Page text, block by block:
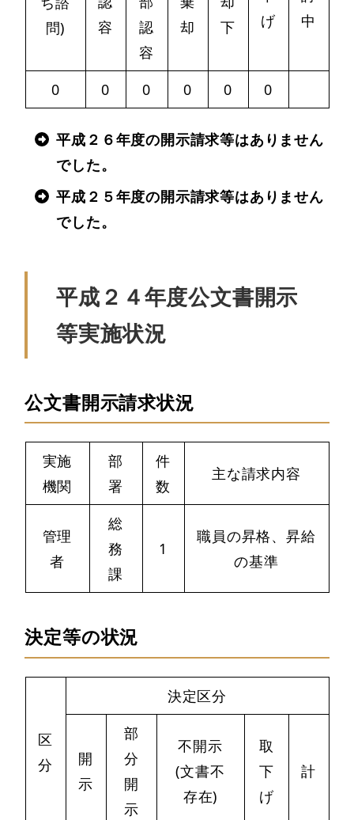
問)
げ
中
容
認
容
却
下
0 0 0 0 0 0
平成２６年度の開示請求等はありません
でした。
平成２５年度の開示請求等はありません
でした。
平成２４年度公文書開示
等実施状況
公文書開示請求状況
実施
機関
部
署
件
数
主な請求内容
管理
者
総
務
課
1
職員の昇格、昇給
の基準
決定等の状況
区
分
決定区分
開
示
部
分
開
示
不開示
(文書不
存在)
取
下
げ
計